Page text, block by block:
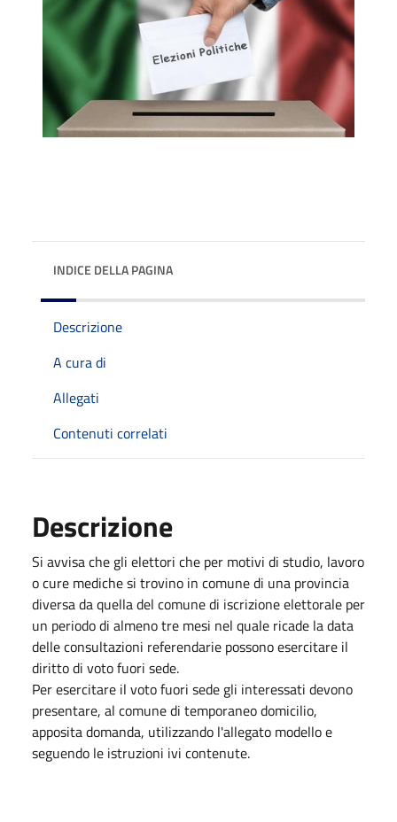
INDICE DELLA PAGINA
Descrizione
A cura di
Allegati
Contenuti correlati
Descrizione
Si avvisa che gli elettori che per motivi di studio, lavoro
o cure mediche si trovino in comune di una provincia
diversa da quella del comune di iscrizione elettorale per
un periodo di almeno tre mesi nel quale ricade la data
delle consultazioni referendarie possono esercitare il
diritto di voto fuori sede.
Per esercitare il voto fuori sede gli interessati devono
presentare, al comune di temporaneo domicilio,
apposita domanda, utilizzando l'allegato modello e
seguendo le istruzioni ivi contenute.